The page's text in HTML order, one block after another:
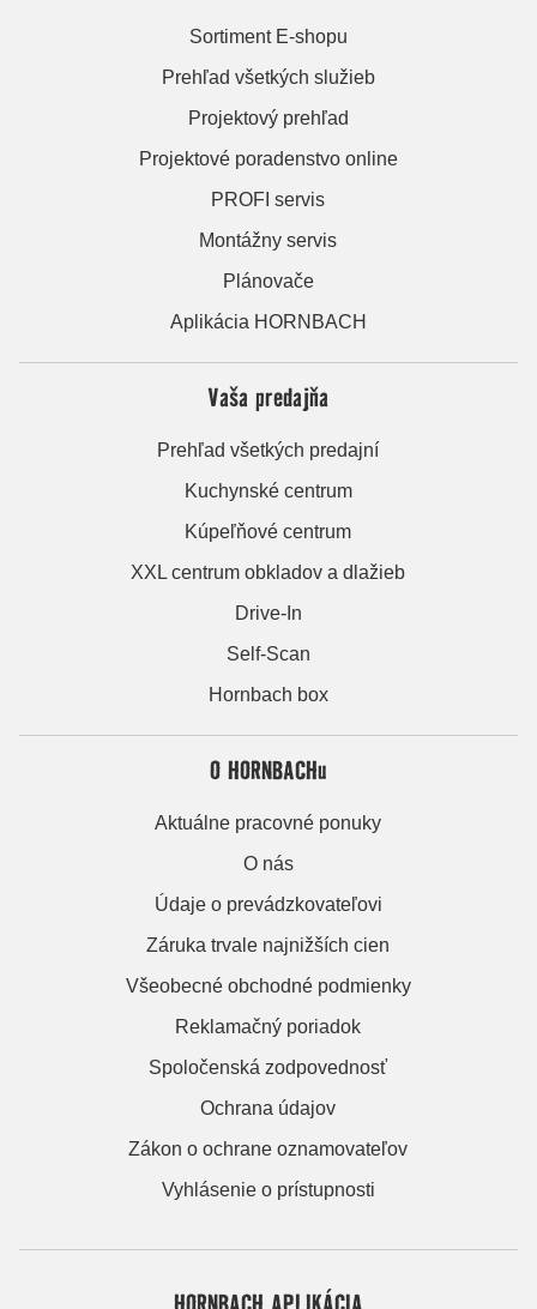
Sortiment E-shopu
Prehľad všetkých služieb
Projektový prehľad
Projektové poradenstvo online
PROFI servis
Montážny servis
Plánovače
Aplikácia HORNBACH
Vaša predajňa
Prehľad všetkých predajní
Kuchynské centrum
Kúpeľňové centrum
XXL centrum obkladov a dlažieb
Drive-In
Self-Scan
Hornbach box
O HORNBACHu
Aktuálne pracovné ponuky
O nás
Údaje o prevádzkovateľovi
Záruka trvale najnižších cien
Všeobecné obchodné podmienky
Reklamačný poriadok
Spoločenská zodpovednosť
Ochrana údajov
Zákon o ochrane oznamovateľov
Vyhlásenie o prístupnosti